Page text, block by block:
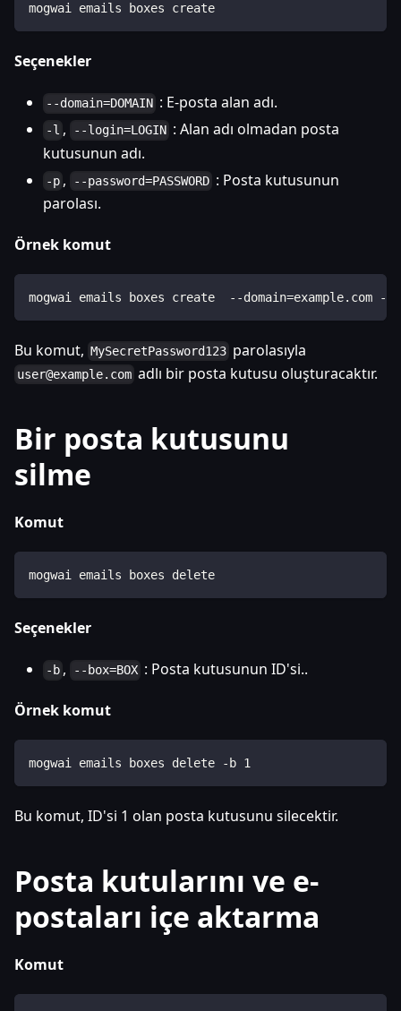
mogwai emails boxes create
Seçenekler
--domain=DOMAIN : E-posta alan adı.
-l , --login=LOGIN : Alan adı olmadan posta
kutusunun adı.
-p , --password=PASSWORD : Posta kutusunun
parolası.
Örnek komut
mogwai emails boxes create  --domain=example.com --
Bu komut, MySecretPassword123 parolasıyla
user@example.com adlı bir posta kutusu oluşturacaktır.
Bir posta kutusunu
silme
Komut
mogwai emails boxes delete
Seçenekler
-b , --box=BOX : Posta kutusunun ID'si..
Örnek komut
mogwai emails boxes delete -b 1
Bu komut, ID'si 1 olan posta kutusunu silecektir.
Posta kutularını ve e-
postaları içe aktarma
Komut